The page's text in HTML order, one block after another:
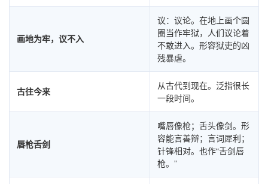
画地为牢，议不入
议：议论。在地上画个圆
圈当作牢狱，人们议论着
不敢进入。形容狱吏的凶
残暴虐。
古往今来
从古代到现在。泛指很长
一段时间。
唇枪舌剑
嘴唇像枪；舌头像剑。形
容能言善辩；言词犀利；
针锋相对。也作“舌剑唇
枪。”